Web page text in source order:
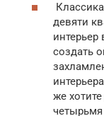
девяти
интерьер
создать
же